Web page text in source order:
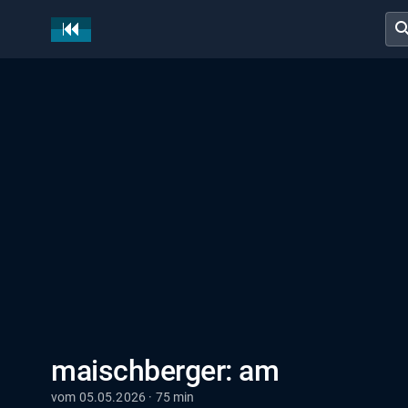
maischberger: am
vom 05.05.2026 · 75 min